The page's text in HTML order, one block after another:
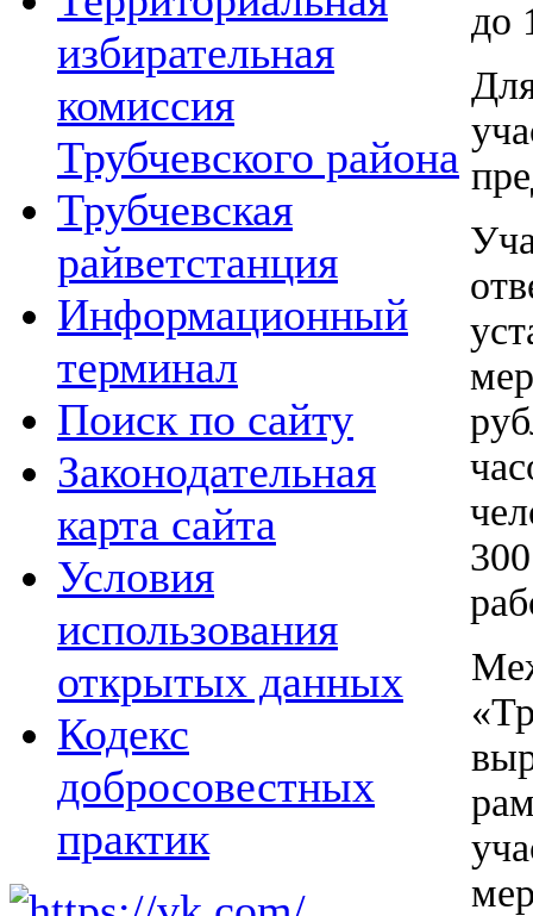
избирательная
комиссия
Трубчевского района
Трубчевская
райветстанция
Информационный
терминал
Поиск по сайту
Законодательная
карта сайта
Условия
использования
открытых данных
Кодекс
добросовестных
практик
до